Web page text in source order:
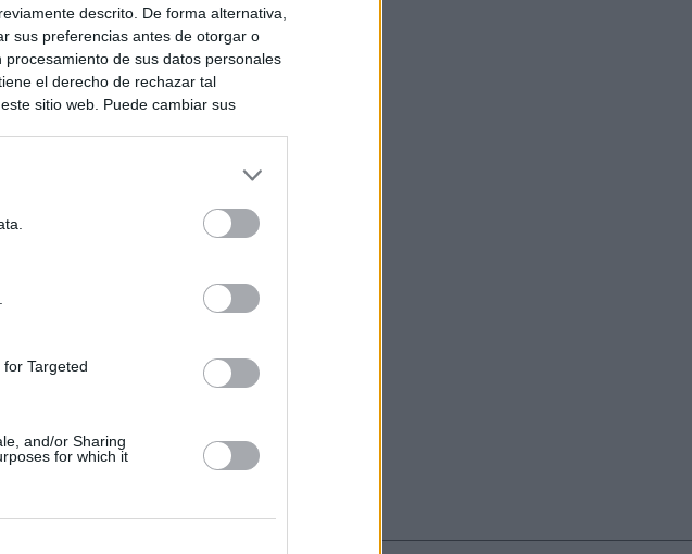
descrito. De forma alternativa,
sus preferencias antes de otorgar o
de sus datos personales
el derecho de rechazar tal
sitio web. Puede cambiar sus
Targeted
and/or Sharing
for which it